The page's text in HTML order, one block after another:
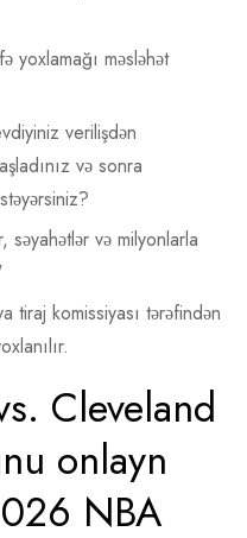
yoxlamağı məsləhət
verilişdən
və sonra
səyahətlər və milyonlarla
tiraj komissiyası tərəfindən
Cleveland
onlayn
NBA